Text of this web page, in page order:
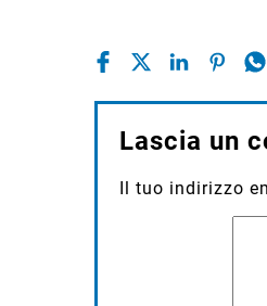
Lascia un
Il tuo indirizzo